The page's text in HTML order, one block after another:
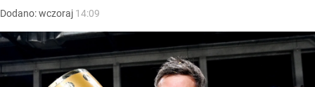
Dodano:wczoraj 14:09